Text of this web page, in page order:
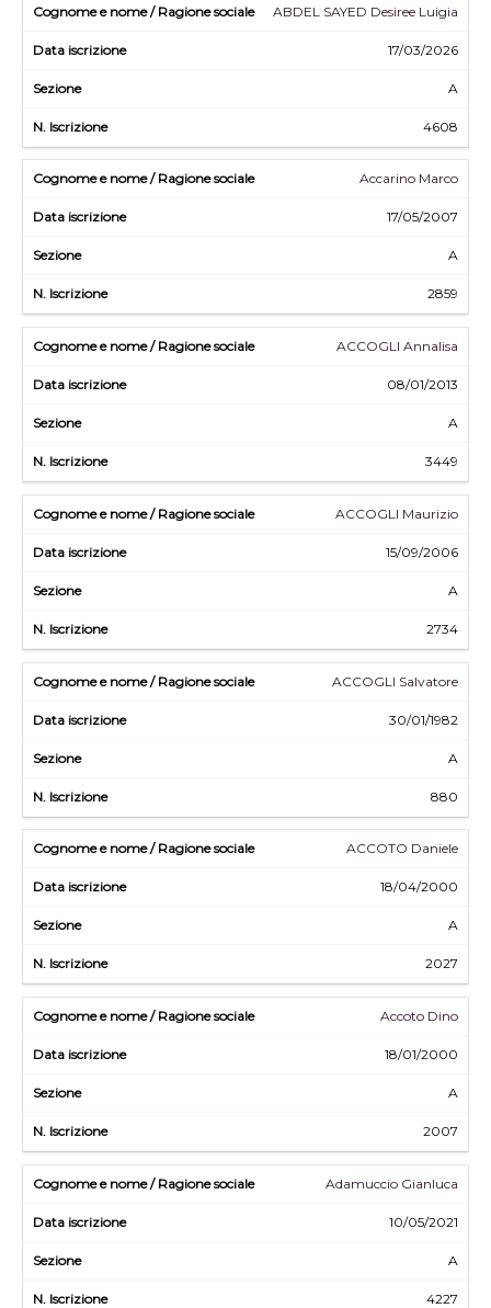
ABDEL SAYED Desiree Luigia
17/03/2026
A
4608
Accarino Marco
17/05/2007
A
2859
ACCOGLI Annalisa
08/01/2013
A
3449
ACCOGLI Maurizio
15/09/2006
A
2734
ACCOGLI Salvatore
30/01/1982
A
880
ACCOTO Daniele
18/04/2000
A
2027
Accoto Dino
18/01/2000
A
2007
Adamuccio Gianluca
10/05/2021
A
4227